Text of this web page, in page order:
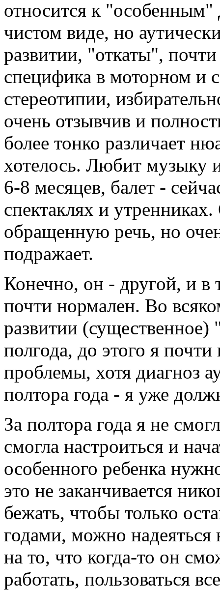
относится к
чистом виде, но
развитии, "откаты",
специфика в моторном и
стереотипии,
очень отзывчив и
более тонко различает
хотелось. Любит музыку
6-8 месяцев, балет -
спектаклях и
обращенную речь, но
подражает.
Конечно, он - другой, и в
почти нормален. Во
развитии (существенное)
полгода, до этого я
проблемы, хотя диагноз
полтора года - я уже
За полтора года я не
смогла настроиться и
особенного ребенка
это не заканчивается
бежать, чтобы только
годами, можно
на то, что когда-то он
работать, пользоваться